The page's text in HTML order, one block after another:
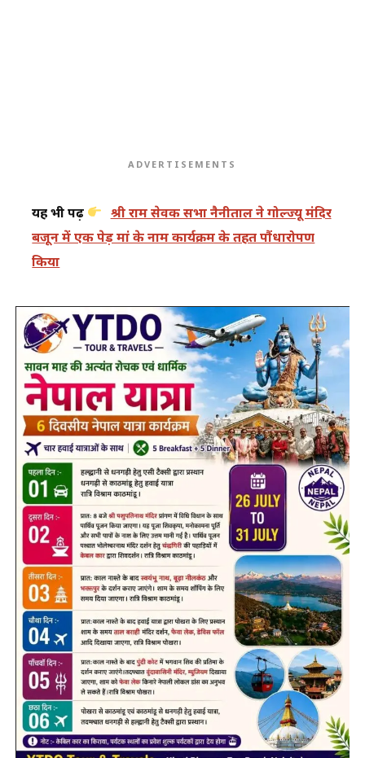
ADVERTISEMENTS
यह भी पढ़ें
श्री राम सेवक सभा नैनीताल ने गोल्ज्यू मंदिर
बजून में एक पेड़ मां के नाम कार्यक्रम के तहत पौंधारोपण
किया